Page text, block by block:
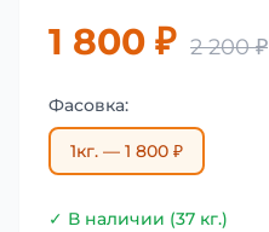
1 800 ₽ 2 200 ₽
Фасовка:
1кг. — 1 800 ₽
✓ В наличии (37 кг.)